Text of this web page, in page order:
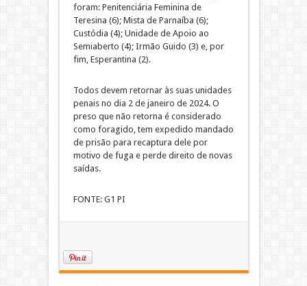
foram: Penitenciária Feminina de
Teresina (6); Mista de Parnaíba (6);
Custódia (4); Unidade de Apoio ao
Semiaberto (4); Irmão Guido (3) e, por
fim, Esperantina (2).
Todos devem retornar às suas unidades
penais no dia 2 de janeiro de 2024. O
preso que não retorna é considerado
como foragido, tem expedido mandado
de prisão para recaptura dele por
motivo de fuga e perde direito de novas
saídas.
FONTE: G1 PI